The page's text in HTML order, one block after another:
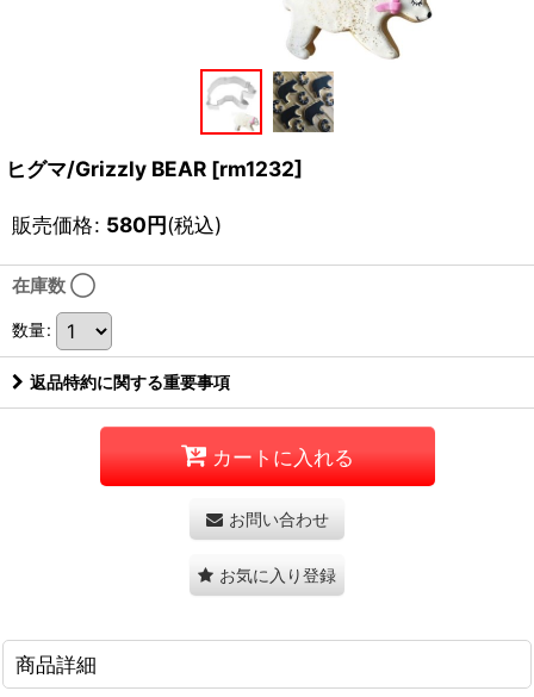
ヒグマ/Grizzly BEAR [rm1232]
販売価格: 580円(税込)
在庫数 ◯
数量:
返品特約に関する重要事項
カートに入れる
お問い合わせ
お気に入り登録
商品詳細